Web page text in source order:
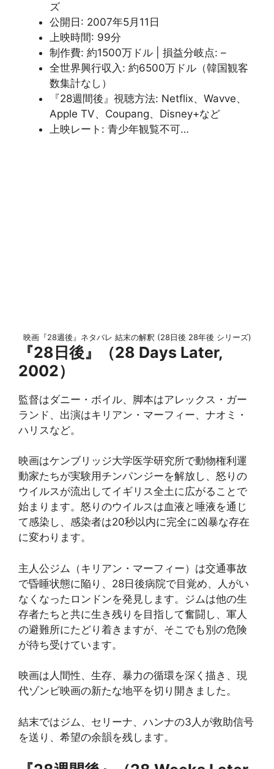
ズ
公開日: 2007年5月11日
上映時間: 99分
制作費: 約1500万ドル | 損益分岐点: –
全世界興行収入: 約6500万ドル（韓国観客
数集計なし）
『28週間後』視聴方法: Netflix、Wavve、
Apple TV、Coupang、Disney+など
上映レート: 青少年観覧不可…
映画『28週後』ネタバレ 結末の解釈 (28日後 28年後 シリーズ)
『28日後』（28 Days Later,
2002）
監督はダニー・ボイル、脚本はアレックス・ガー
ランド、出演はキリアン・マーフィー、ナオミ・
ハリスなど。
映画はケンブリッジ大学医学研究所で動物権利運
動家たちが実験用チンパンジーを解放し、怒りの
ウイルスが流出してイギリス全土に広がることで
始まります。怒りのウイルスは血液と唾液を通じ
て感染し、感染者は20秒以内に完全に凶暴な存在
に変わります。
主人公ジム（キリアン・マーフィー）は交通事故
で昏睡状態に陥り、28日後病院で目覚め、人がい
なくなったロンドンを発見します。ジムは他の生
存者たちと共に生き残りを目指して奮闘し、軍人
の避難所にたどり着きますが、そこでも別の危険
が待ち受けています。
映画は人間性、生存、暴力の循環を深く描き、現
代ゾンビ映画の新たな地平を切り開きました。
結末ではジム、セリーナ、ハンナの3人が救助信号
を送り、希望の余韻を残します。